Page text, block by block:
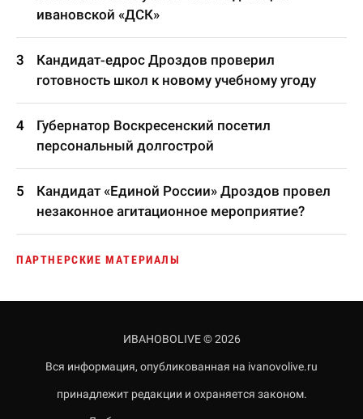
ивановской «ДСК»
Кандидат-едрос Дроздов проверил
готовность школ к новому учебному угоду
Губернатор Воскресенский посетил
персональный долгострой
Кандидат «Единой России» Дроздов провел
незаконное агитационное мероприятие?
ПАРТНЕРСКИЕ МАТЕРИАЛЫ
ИВАНОВОLIVE © 2026
Вся информация, опубликованная на ivanovolive.ru
принадлежит редакции и охраняется законом.